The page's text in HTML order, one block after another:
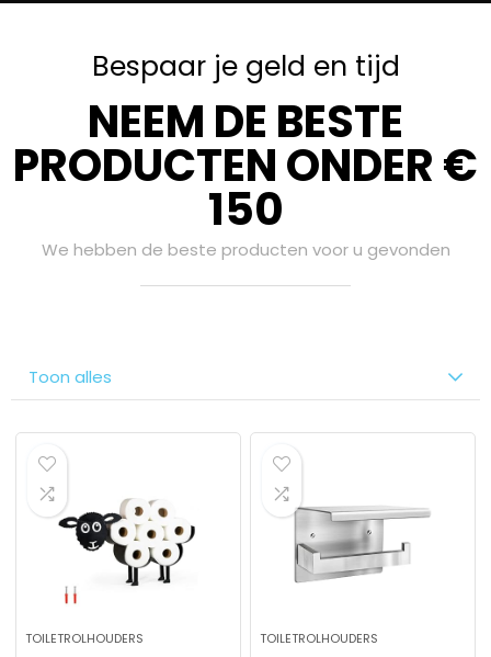
Bespaar je geld en tijd
NEEM DE BESTE
PRODUCTEN ONDER €
150
We hebben de beste producten voor u gevonden
Toon alles
TOILETROLHOUDERS TOILETROLHOUDERS